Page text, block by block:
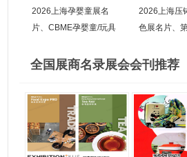
2026上海孕婴童展名
片、CBME孕婴童/玩具
2026上海压
色展名片、
全国展商名录展会会刊推荐